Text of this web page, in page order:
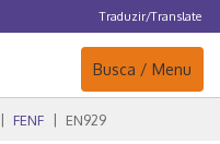
Traduzir/Translate
Navegação
Busca / Menu
FENF EN929